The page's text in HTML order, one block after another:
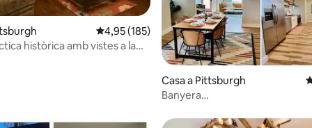
d'un total de 5; 116 avaluacions
4,95 de puntuació mitjana d'un total de 5; 185
4,95 (185)
històrica amb vistes a la
Casa a Pittsburgh
Banyera
A menys d'1 milla del parc PNC